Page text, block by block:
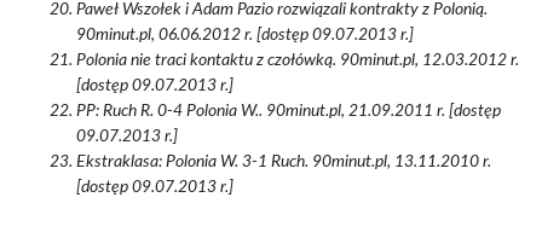
Paweł Wszołek i Adam Pazio rozwiązali kontrakty z Polonią.
90minut.pl, 06.06.2012 r. [dostęp 09.07.2013 r.]
Polonia nie traci kontaktu z czołówką. 90minut.pl, 12.03.2012 r.
[dostęp 09.07.2013 r.]
PP: Ruch R. 0-4 Polonia W.. 90minut.pl, 21.09.2011 r. [dostęp
09.07.2013 r.]
Ekstraklasa: Polonia W. 3-1 Ruch. 90minut.pl, 13.11.2010 r.
[dostęp 09.07.2013 r.]